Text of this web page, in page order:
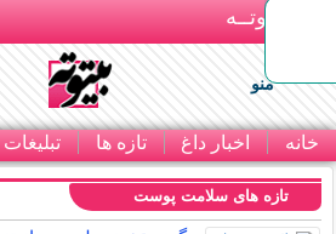
بـیتوتــه
منو
خانه اخبار داغ تازه ها تبلیغات
تازه های سلامت پوست